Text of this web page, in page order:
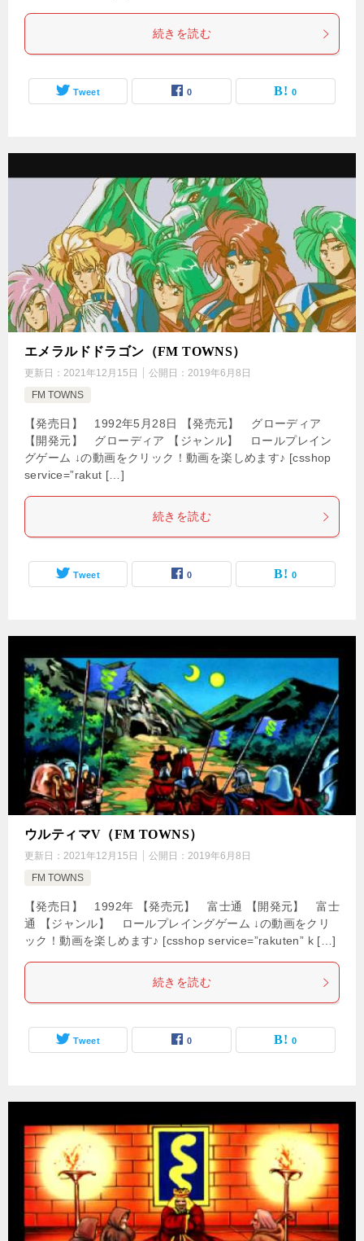
続きを読む
Tweet 0 0
エメラルドドラゴン（FM TOWNS）
更新日： 2021年12月15日 公開日： 2019年6月8日
FM TOWNS
【発売日】 1992年5月28日 【発売元】 グローディア
【開発元】 グローディア 【ジャンル】 ロールプレイン
グゲーム ↓の動画をクリック！動画を楽しめます♪ [csshop
service=”rakut […]
続きを読む
Tweet 0 0
ウルティマV（FM TOWNS）
更新日： 2021年12月15日 公開日： 2019年6月8日
FM TOWNS
【発売日】 1992年 【発売元】 富士通 【開発元】 富士
通 【ジャンル】 ロールプレイングゲーム ↓の動画をクリ
ック！動画を楽しめます♪ [csshop service=”rakuten” k […]
続きを読む
Tweet 0 0